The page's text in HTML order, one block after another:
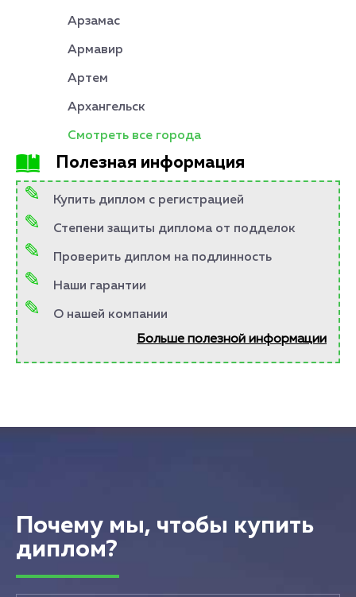
Арзамас
Армавир
Артем
Архангельск
Смотреть все города
Полезная информация
Купить диплом с регистрацией
Степени защиты диплома от подделок
Проверить диплом на подлинность
Наши гарантии
О нашей компании
Больше полезной информации
Почему мы, чтобы купить
диплом?